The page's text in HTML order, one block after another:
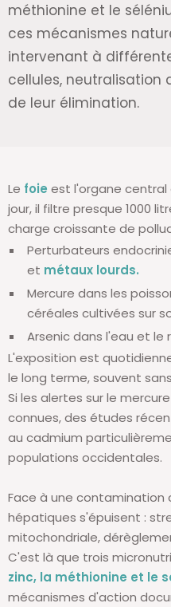
méthionine et le
ces mécanismes
intervenant à
cellules, neutralisation
de leur élimination.
Le foie est l'organe
jour, il filtre presque 1000
charge croissante de
Perturbateurs
et métaux lourds.
Mercure dans les
céréales cultivées sur
Arsenic dans l'eau et le
L'exposition est
le long terme, souvent
Si les alertes sur le
connues, des études
au cadmium
populations occidentales.
Face à une contamination
hépatiques s'épuisent :
mitochondriale,
C'est là que trois
zinc, la méthionine et le
mécanismes d'action